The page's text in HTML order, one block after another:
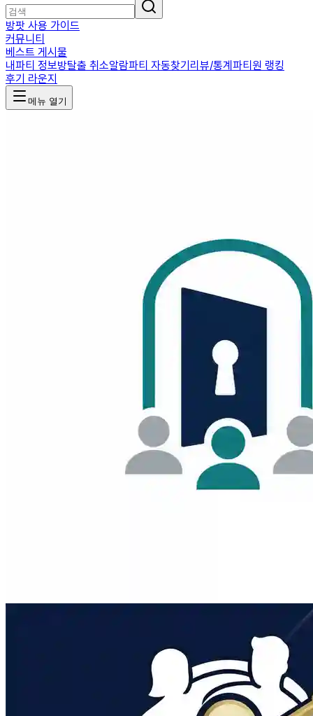
방팟 사용 가이드
커뮤니티
베스트 게시물
내파티 정보방탈출 취소알람파티 자동찾기리뷰/통계파티원 랭킹
후기 라운지
메뉴 열기